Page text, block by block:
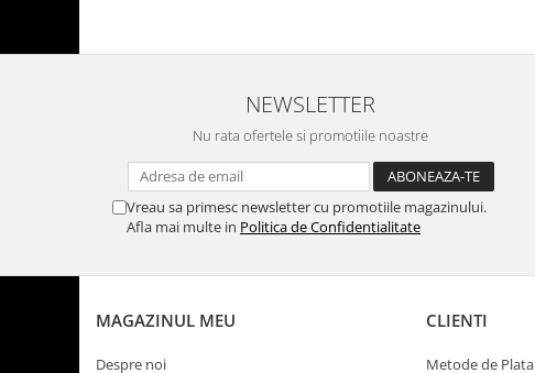
NEWSLETTER
Nu rata ofertele si promotiile noastre
Vreau sa primesc newsletter cu promotiile magazinului.
Afla mai multe in Politica de Confidentialitate
MAGAZINUL MEU
Despre noi
CLIENTI
Metode de Plata